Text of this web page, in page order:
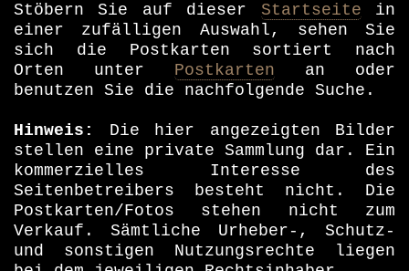
Stöbern Sie auf dieser Startseite in
einer zufälligen Auswahl, sehen Sie
sich die Postkarten sortiert nach
Orten unter Postkarten an oder
benutzen Sie die nachfolgende Suche.
Hinweis:
Die hier angezeigten Bilder
stellen eine private Sammlung dar. Ein
kommerzielles Interesse des
Seitenbetreibers besteht nicht. Die
Postkarten/Fotos stehen nicht zum
Verkauf. Sämtliche Urheber-, Schutz-
und sonstigen Nutzungsrechte liegen